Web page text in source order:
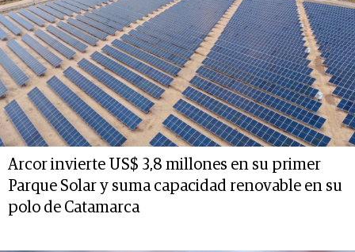
Arcor invierte US$ 3,8 millones en su primer
Parque Solar y suma capacidad renovable en su
polo de Catamarca